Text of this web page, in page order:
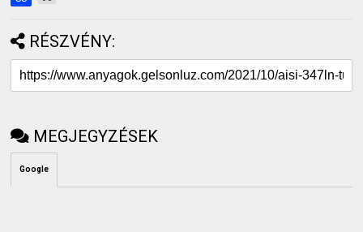
RÉSZVÉNY:
MEGJEGYZÉSEK
Google